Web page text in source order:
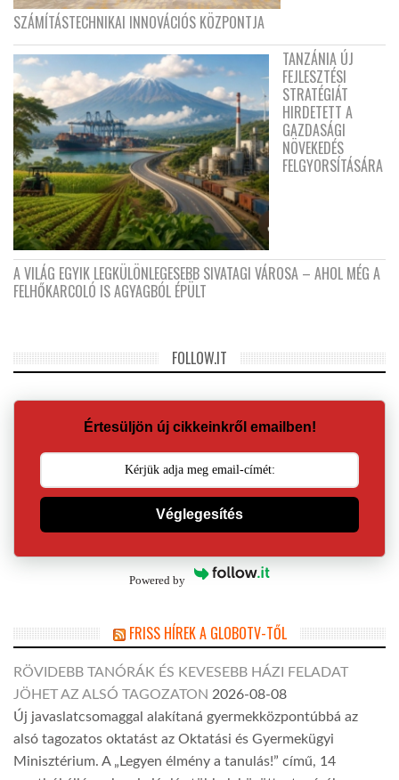
SZÁMÍTÁSTECHNIKAI INNOVÁCIÓS KÖZPONTJA
TANZÁNIA ÚJ
FEJLESZTÉSI
STRATÉGIÁT
HIRDETETT A
GAZDASÁGI
NÖVEKEDÉS
FELGYORSÍTÁSÁRA
A VILÁG EGYIK LEGKÜLÖNLEGESEBB SIVATAGI VÁROSA – AHOL MÉG A
FELHŐKARCOLÓ IS AGYAGBÓL ÉPÜLT
FOLLOW.IT
Értesüljön új cikkeinkről emailben!
Véglegesítés
Powered by
FRISS HÍREK A GLOBOTV-TŐL
RÖVIDEBB TANÓRÁK ÉS KEVESEBB HÁZI FELADAT
JÖHET AZ ALSÓ TAGOZATON 2026-08-08
Új javaslatcsomaggal alakítaná gyermekközpontúbbá az
alsó tagozatos oktatást az Oktatási és Gyermekügyi
Minisztérium. A „Legyen élmény a tanulás!” című, 14